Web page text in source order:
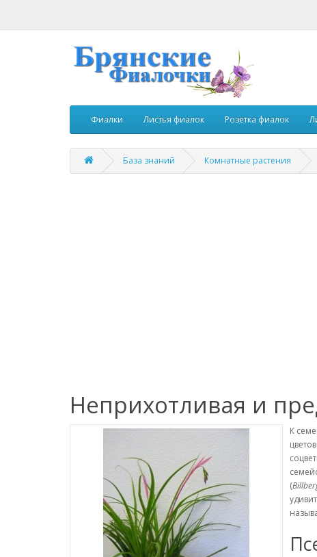
Фиалки Листья фиалок Розетка фиалок
База знаний Комнатные растения
Неприхотливая и
К
(